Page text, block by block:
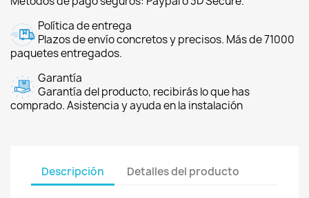
Política de entrega
Plazos de envío concretos y precisos. Más de 71000
paquetes entregados.
Garantía
Garantía del producto, recibirás lo que has
comprado. Asistencia y ayuda en la instalación
Descripción Detalles del producto